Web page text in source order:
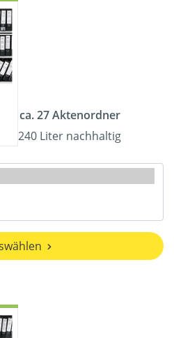
ca. 27 Aktenordner
240 Liter nachhaltig